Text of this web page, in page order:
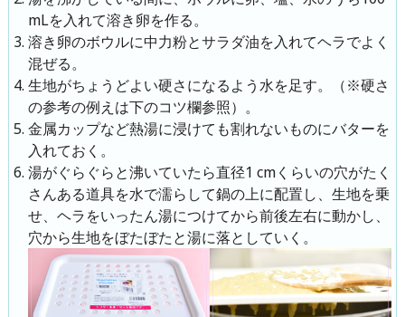
mLを入れて溶き卵を作る。
溶き卵のボウルに中力粉とサラダ油を入れてヘラでよく
混ぜる。
生地がちょうどよい硬さになるよう水を足す。（※硬さ
の参考の例えは下のコツ欄参照）。
金属カップなど熱湯に浸けても割れないものにバターを
入れておく。
湯がぐらぐらと沸いていたら直径1 cmくらいの穴がたく
さんある道具を水で濡らして鍋の上に配置し、生地を乗
せ、ヘラをいったん湯につけてから前後左右に動かし、
穴から生地をぼたぼたと湯に落としていく。